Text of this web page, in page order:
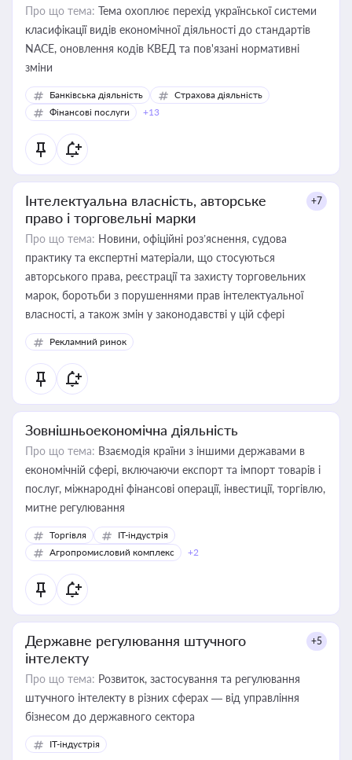
Про що тема: Тема охоплює перехід української системи
класифікації видів економічної діяльності до стандартів
NACE, оновлення кодів КВЕД та пов'язані нормативні
зміни
Банківська діяльність
Страхова діяльність
Фінансові послуги
+13
Інтелектуальна власність, авторське
право і торговельні марки
+7
Про що тема: Новини, офіційні роз’яснення, судова
практику та експертні матеріали, що стосуються
авторського права, реєстрації та захисту торговельних
марок, боротьби з порушеннями прав інтелектуальної
власності, а також змін у законодавстві у цій сфері
Рекламний ринок
Зовнішньоекономічна діяльність
Про що тема: Взаємодія країни з іншими державами в
економічній сфері, включаючи експорт та імпорт товарів і
послуг, міжнародні фінансові операції, інвестиції, торгівлю,
митне регулювання
Торгівля
IT-індустрія
Агропромисловий комплекс
+2
Державне регулювання штучного
інтелекту
+5
Про що тема: Розвиток, застосування та регулювання
штучного інтелекту в різних сферах — від управління
бізнесом до державного сектора
IT-індустрія